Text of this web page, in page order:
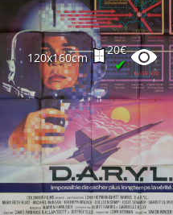
120x160cm
20€
✔